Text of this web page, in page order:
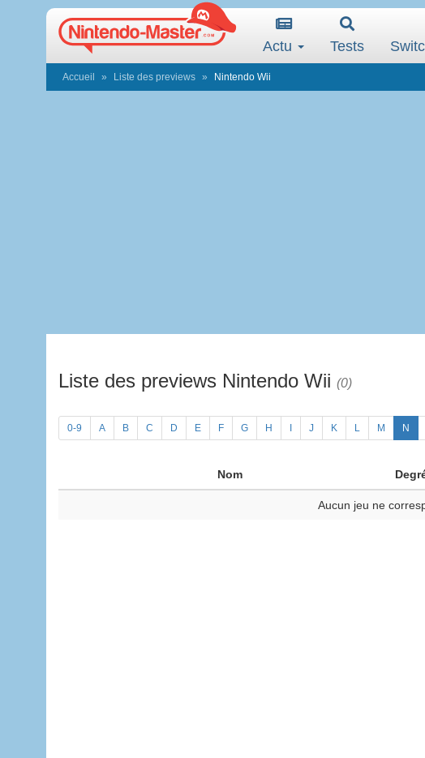
Actu Tests
Accueil Liste des previews Nintendo Wii
Liste des previews Nintendo Wii (0)
0-9 A B C D E F G H J K L M N
Nom
Aucun jeu ne